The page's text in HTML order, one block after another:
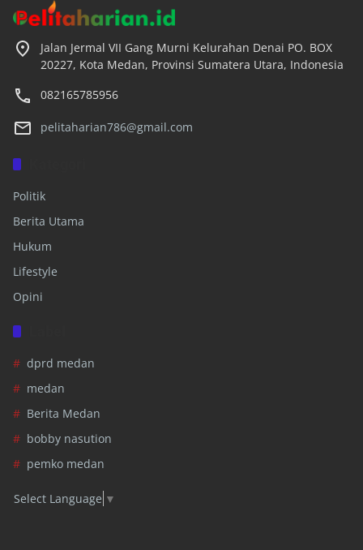
Jalan Jermal VII Gang Murni Kelurahan Denai PO. BOX
20227, Kota Medan, Provinsi Sumatera Utara, Indonesia
082165785956
pelitaharian786@gmail.com
Politik
Berita Utama
Hukum
Lifestyle
Opini
dprd medan
medan
Berita Medan
bobby nasution
pemko medan
Select Language ▼